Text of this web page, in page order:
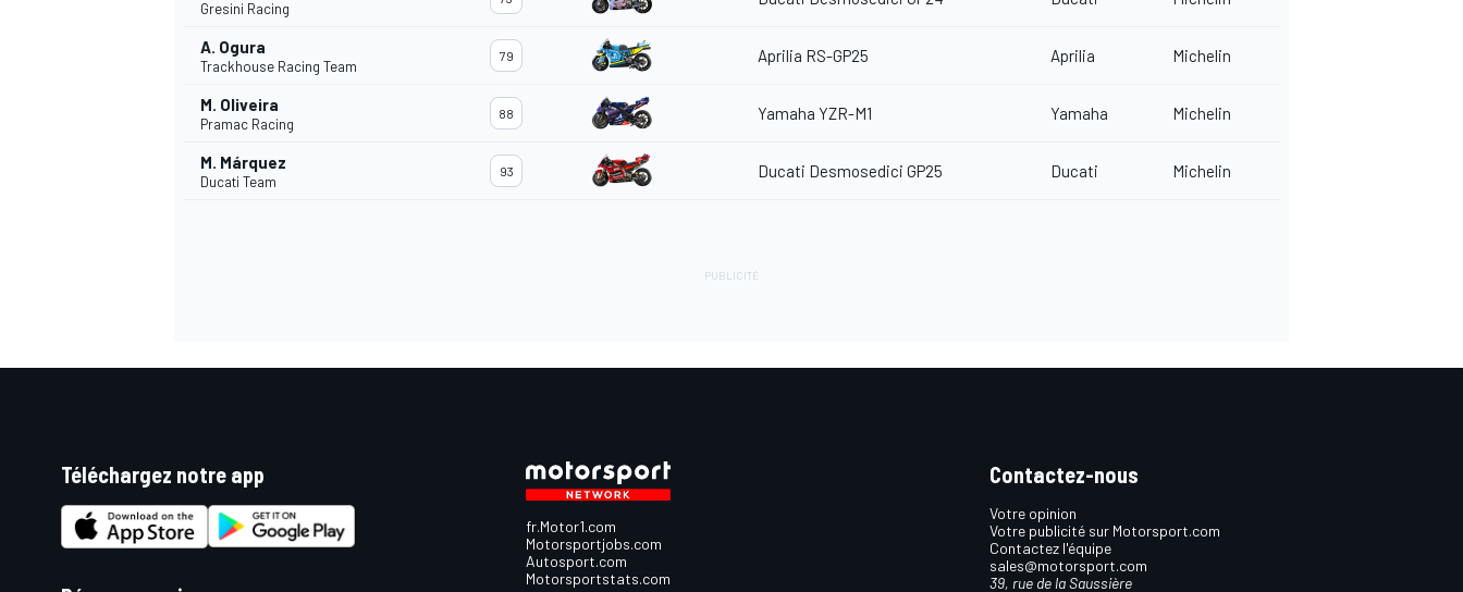
Gresini Racing
A. Ogura
Trackhouse Racing Team
79 Aprilia RS-GP25 Aprilia Michelin
M. Oliveira
Pramac Racing
88 Yamaha YZR-M1 Yamaha Michelin
M. Márquez
Ducati Team
93 Ducati Desmosedici GP25 Ducati Michelin
Téléchargez notre app
fr.Motor1.com
Motorsportjobs.com
Autosport.com
Motorsportstats.com
Contactez-nous
Votre opinion
Votre publicité sur Motorsport.com
Contactez l'équipe
sales@motorsport.com
39, rue de la Saussière